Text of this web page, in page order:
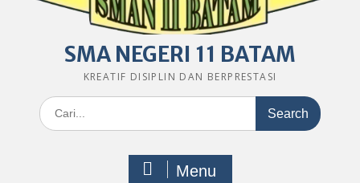
SMA NEGERI 11 BATAM
KREATIF DISIPLIN DAN BERPRESTASI
Search
for:
Menu